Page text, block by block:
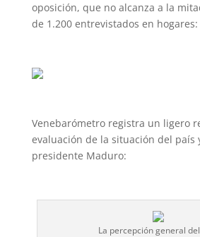
oposición, que no alcanza a la
de 1.200 entrevistados en hogares:
Venebarómetro registra un ligero
evaluación de la situación del país
presidente Maduro:
La percepción general